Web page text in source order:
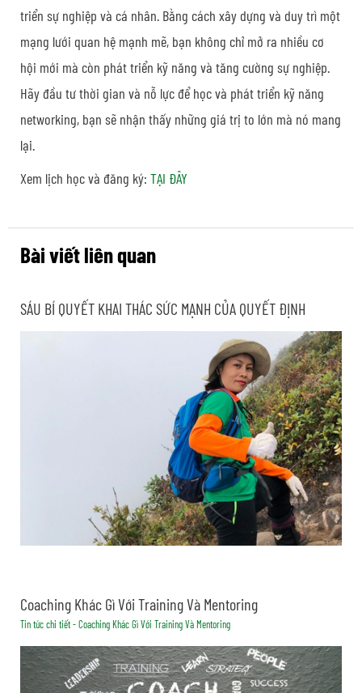
triển sự nghiệp và cá nhân. Bằng cách xây dựng và duy trì một
mạng lưới quan hệ mạnh mẽ, bạn không chỉ mở ra nhiều cơ
hội mới mà còn phát triển kỹ năng và tăng cường sự nghiệp.
Hãy đầu tư thời gian và nỗ lực để học và phát triển kỹ năng
networking, bạn sẽ nhận thấy những giá trị to lớn mà nó mang
lại.
Xem lịch học và đăng ký: TẠI ĐÂY
Bài viết liên quan
SÁU BÍ QUYẾT KHAI THÁC SỨC MẠNH CỦA QUYẾT ĐỊNH
Coaching Khác Gì Với Training Và Mentoring
Tin tức chi tiết - Coaching Khác Gì Với Training Và Mentoring